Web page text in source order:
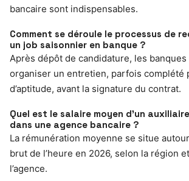
bancaire sont indispensables.
Comment se déroule le processus de
un job saisonnier en banque ?
Après dépôt de candidature, les
organiser un entretien, parfois complété
d’aptitude, avant la signature du contrat.
Quel est le salaire moyen d’un
dans une agence bancaire ?
La rémunération moyenne se situe
brut de l’heure en 2026, selon la région
l’agence.